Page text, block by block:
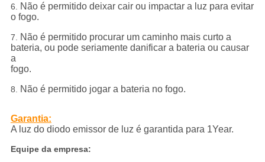
6.
Não é permitido deixar cair ou impactar a luz para evitar
o fogo.
7.
Não é permitido procurar um caminho mais curto a
bateria, ou pode seriamente danificar a bateria ou causar
a
fogo.
8. Não é permitido jogar a bateria no fogo.
Garantia:
A luz do diodo emissor de luz é garantida para 1Year.
Equipe da empresa: